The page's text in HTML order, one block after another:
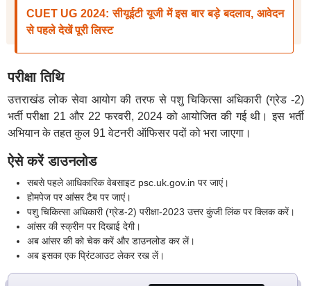
CUET UG 2024: सीयूईटी यूजी में इस बार बड़े बदलाव, आवेदन
से पहले देखें पूरी लिस्ट
परीक्षा तिथि
उत्तराखंड लोक सेवा आयोग की तरफ से पशु चिकित्सा अधिकारी (ग्रेड -2)
भर्ती परीक्षा 21 और 22 फरवरी, 2024 को आयोजित की गई थी। इस भर्ती
अभियान के तहत कुल 91 वेटनरी ऑफिसर पदों को भरा जाएगा।
ऐसे करें डाउनलोड
सबसे पहले आधिकारिक वेबसाइट psc.uk.gov.in पर जाएं।
होमपेज पर आंसर टैब पर जाएं।
पशु चिकित्सा अधिकारी (ग्रेड-2) परीक्षा-2023 उत्तर कुंजी लिंक पर क्लिक करें।
आंसर की स्क्रीन पर दिखाई देगी।
अब आंसर की को चेक करें और डाउनलोड कर लें।
अब इसका एक प्रिंटआउट लेकर रख लें।